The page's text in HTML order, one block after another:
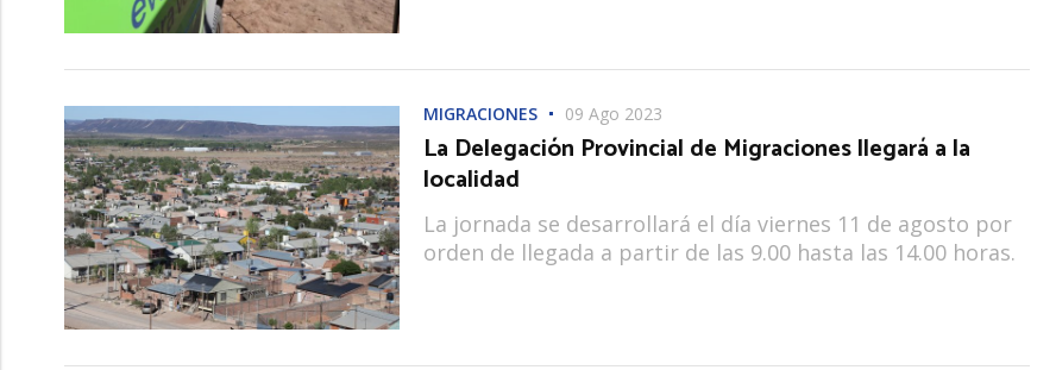
MIGRACIONES 09 Ago 2023
La Delegación Provincial de Migraciones llegará a la
localidad
La jornada se desarrollará el día viernes 11 de agosto por
orden de llegada a partir de las 9.00 hasta las 14.00 horas.